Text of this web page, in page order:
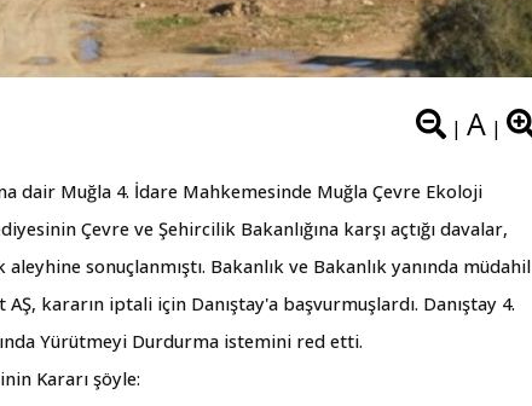
| A |
dair Muğla 4. İdare Mahkemesinde Muğla Çevre Ekoloji
Çevre ve Şehircilik Bakanlığına karşı açtığı davalar,
sonuçlanmıştı. Bakanlık ve Bakanlık yanında müdahil
kararın iptali için Danıştay'a başvurmuşlardı. Danıştay 4.
Yürütmeyi Durdurma istemini red etti.
Kararı şöyle: